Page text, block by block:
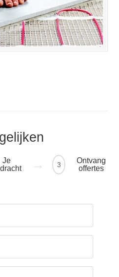
Je
3
Ontvang
offertes